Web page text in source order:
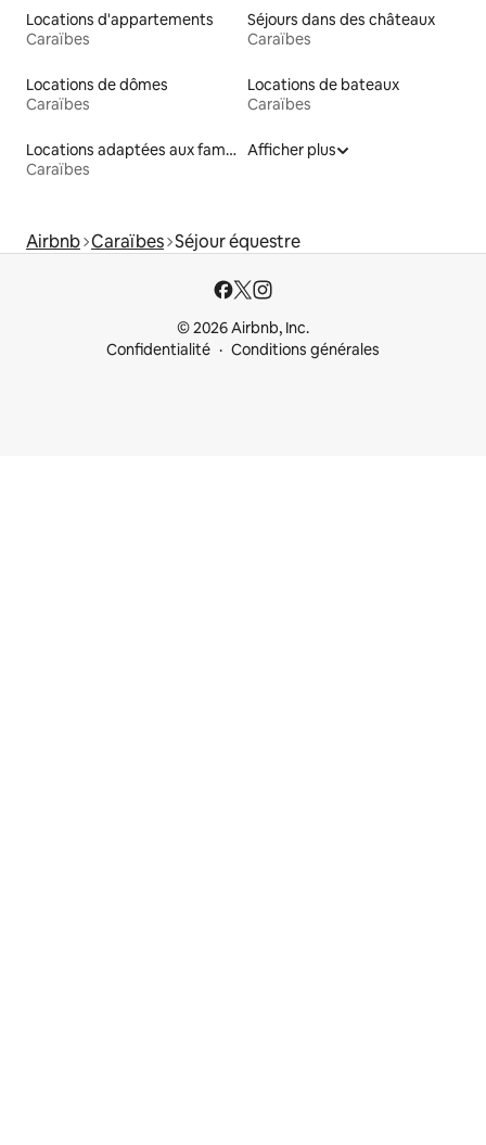
Locations d'appartements
Caraïbes
Séjours dans des châteaux
Caraïbes
Locations de dômes
Caraïbes
Locations de bateaux
Caraïbes
Locations adaptées aux familles
Caraïbes
Afficher plus
Airbnb Caraïbes Séjour équestre
© 2026 Airbnb, Inc.
Confidentialité
Conditions générales